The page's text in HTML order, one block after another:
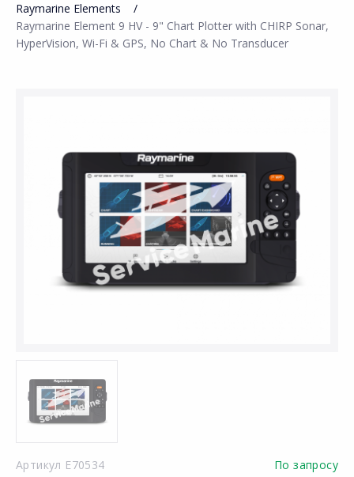
Raymarine Elements
Raymarine Element 9 HV - 9" Chart Plotter with CHIRP Sonar,
HyperVision, Wi-Fi & GPS, No Chart & No Transducer
Артикул E70534 По запросу